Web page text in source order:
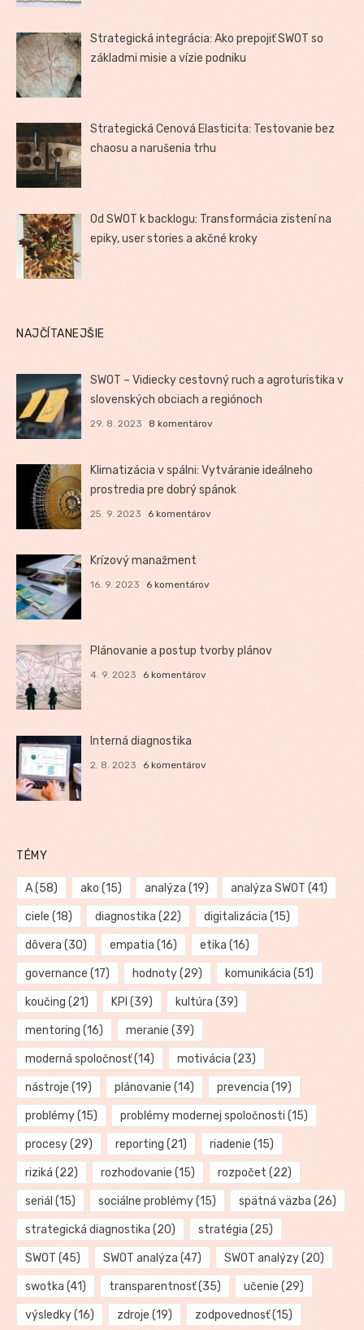
Strategická integrácia: Ako prepojiť SWOT so
základmi misie a vízie podniku
Strategická Cenová Elasticita: Testovanie bez
chaosu a narušenia trhu
Od SWOT k backlogu: Transformácia zistení na
epiky, user stories a akčné kroky
NAJČÍTANEJŠIE
SWOT – Vidiecky cestovný ruch a agroturistika v
slovenských obciach a regiónoch
29. 8. 2023 8 komentárov
Klimatizácia v spálni: Vytváranie ideálneho
prostredia pre dobrý spánok
25. 9. 2023 6 komentárov
Krízový manažment
16. 9. 2023 6 komentárov
Plánovanie a postup tvorby plánov
4. 9. 2023 6 komentárov
Interná diagnostika
2. 8. 2023 6 komentárov
TÉMY
A(58) ako (15) analýza (19) analýza SWOT (41)
ciele (18) diagnostika (22) digitalizácia (15)
dôvera (30) empatia (16) etika (16)
governance (17) hodnoty(29) komunikácia (51)
koučing (21) KPI (39) kultúra (39)
mentoring (16) meranie (39)
moderná spoločnosť(14) motivácia (23)
nástroje (19) plánovanie (14) prevencia (19)
problémy(15) problémy modernej spoločnosti (15)
procesy(29) reporting (21) riadenie (15)
riziká (22) rozhodovanie (15) rozpočet (22)
seriál (15) sociálne problémy(15) spätná väzba (26)
strategická diagnostika (20) stratégia (25)
SWOT (45) SWOT analýza (47) SWOT analýzy(20)
swotka (41) transparentnosť(35) učenie (29)
výsledky(16) zdroje (19) zodpovednosť(15)